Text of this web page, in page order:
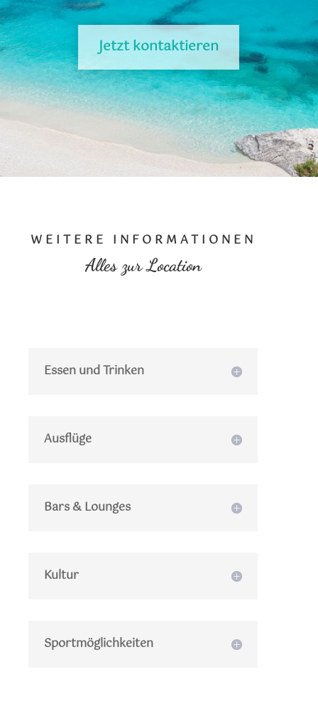
Jetzt kontaktieren
WEITERE INFORMATIONEN
Alles zur Location
Essen und Trinken
Ausflüge
Bars & Lounges
Kultur
Sportmöglichkeiten